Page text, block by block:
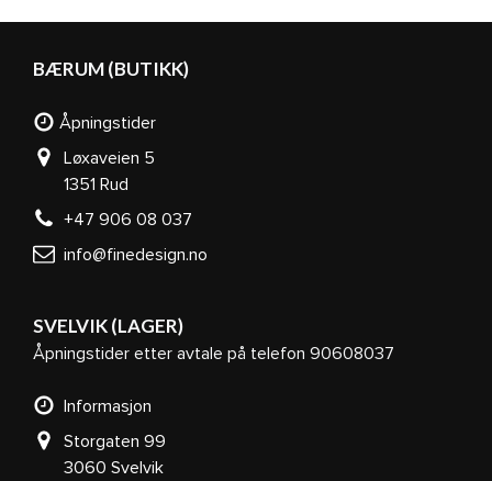
BÆRUM (BUTIKK)
Åpningstider
Løxaveien 5
1351 Rud
+47 906 08 037
info@finedesign.no
SVELVIK (LAGER)
Åpningstider etter avtale på telefon 90608037
Informasjon
Storgaten 99
3060 Svelvik